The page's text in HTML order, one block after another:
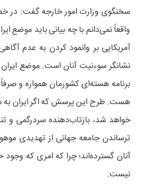
سخنگوی وزارت امور خارجه گفت: در
واقعاً نمی‌دانم با چه بیانی باید موضع
آمریکایی بر وانمود کردن به عدم
نشانگر سوءنیت آنان است. موضع
برنامه هسته‌ای کشورمان همواره و
هست. طرح این پرسش که اگر ایران
خواهد شد، بازتاب‌دهنده سردرگمی
ترساندن جامعه جهانی از تهدیدی
آنان گسترده‌اند؛ چرا که امری که وجود
نیست.